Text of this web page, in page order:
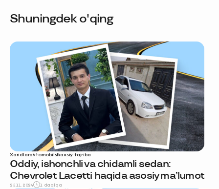
Shuningdek o'qing
Xaridlaravtomobilshaxsiy tajriba
Oddiy, ishonchli va chidamli sedan:
Chevrolet Lacetti haqida asosiy ma’lumot
25.11.2024 1 daqiqa